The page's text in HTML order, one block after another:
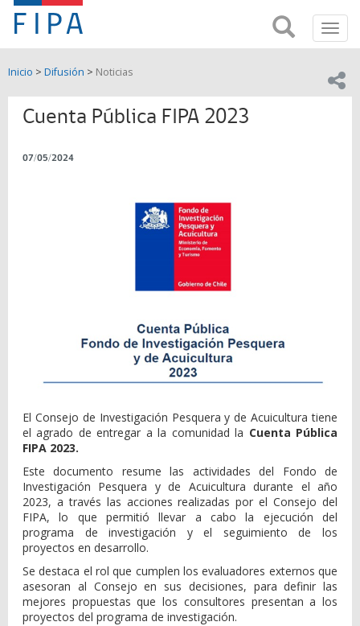
Fondo
de
Investigación
Pesquera
Acuicultura
FIPA;
Fondo
Investigación
pesquera
de
Inicio > Difusión > Noticias
Cuenta Pública FIPA 2023
07/05/2024
El Consejo de Investigación Pesquera y de Acuicultura tiene
el agrado de entregar a la comunidad la Cuenta Pública
FIPA 2023.
Este documento resume las actividades del Fondo de
Investigación Pesquera y de Acuicultura durante el año
2023, a través las acciones realizadas por el Consejo del
FIPA, lo que permitió llevar a cabo la ejecución del
programa de investigación y el seguimiento de los
proyectos en desarrollo.
Se destaca el rol que cumplen los evaluadores externos que
asesoran al Consejo en sus decisiones, para definir las
mejores propuestas que los consultores presentan a los
proyectos del programa de investigación.